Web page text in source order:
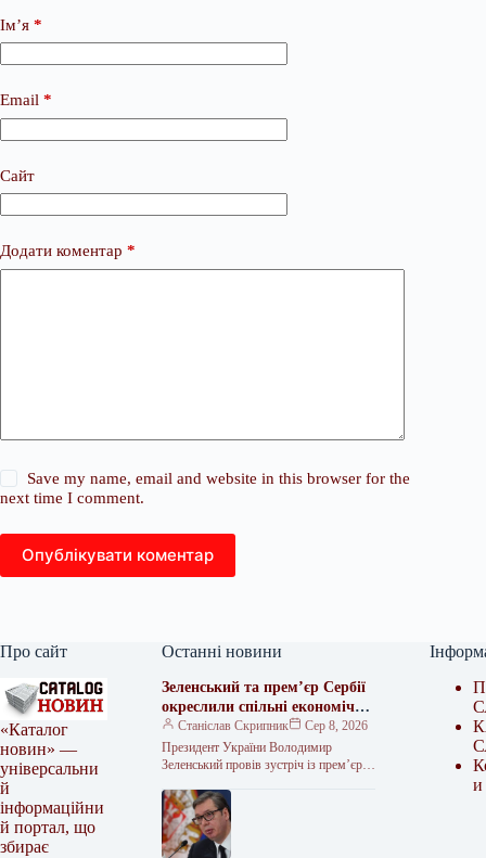
Ім’я *
Email *
Сайт
Додати коментар *
Save my name, email and website in this browser for the
next time I comment.
Опублікувати коментар
Про сайт
«Каталог
новин» —
універсальни
й
інформаційни
й портал, що
збирає
Останні новини
Зеленський та прем’єр Сербії
окреслили спільні економічні
та логістичні проєкти
Станіслав Скрипник
Сер 8, 2026
Президент України Володимир
Зеленський провів зустріч із прем’єр-
Сторони обговорили наслідки
російських ракетно-дронових ударів по
и